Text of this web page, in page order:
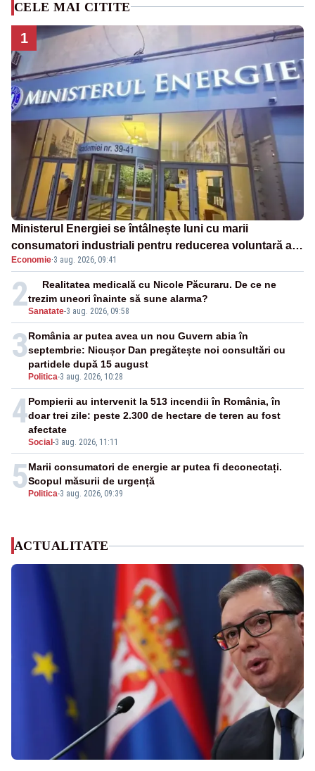
CELE MAI CITITE
1
Ministerul Energiei se întâlnește luni cu marii
consumatori industriali pentru reducerea voluntară a
consumului de electricitate în orele de vârf
Economie·3 aug. 2026, 09:41
2Sanatate-3 aug. 2026, 09:58
Realitatea medicală cu Nicole Păcuraru. De ce ne
trezim uneori înainte să sune alarma?
3
Politica-3 aug. 2026, 10:28
România ar putea avea un nou Guvern abia în
septembrie: Nicușor Dan pregătește noi consultări cu
partidele după 15 august
4
Social -3 aug. 2026, 11:11
Pompierii au intervenit la 513 incendii în România, în
doar trei zile: peste 2.300 de hectare de teren au fost
afectate
5 Politica-3 aug. 2026, 09:39
Marii consumatori de energie ar putea fi deconectați.
Scopul măsurii de urgență
ACTUALITATE